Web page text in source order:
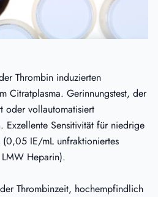
Thrombin induzierten
Citratplasma. Gerinnungstest, der
oder vollautomatisiert
Exzellente Sensitivität für niedrige
IE/mL unfraktioniertes
Heparin).
Thrombinzeit, hochempfindlich